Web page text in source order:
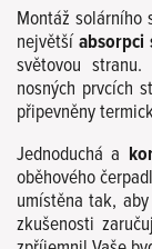
Montáž solárního
největšíabsorpci
světovou
nosných prvcích
připevněny
Jednoduchá a
oběhového
umístěna tak,
zkušenosti